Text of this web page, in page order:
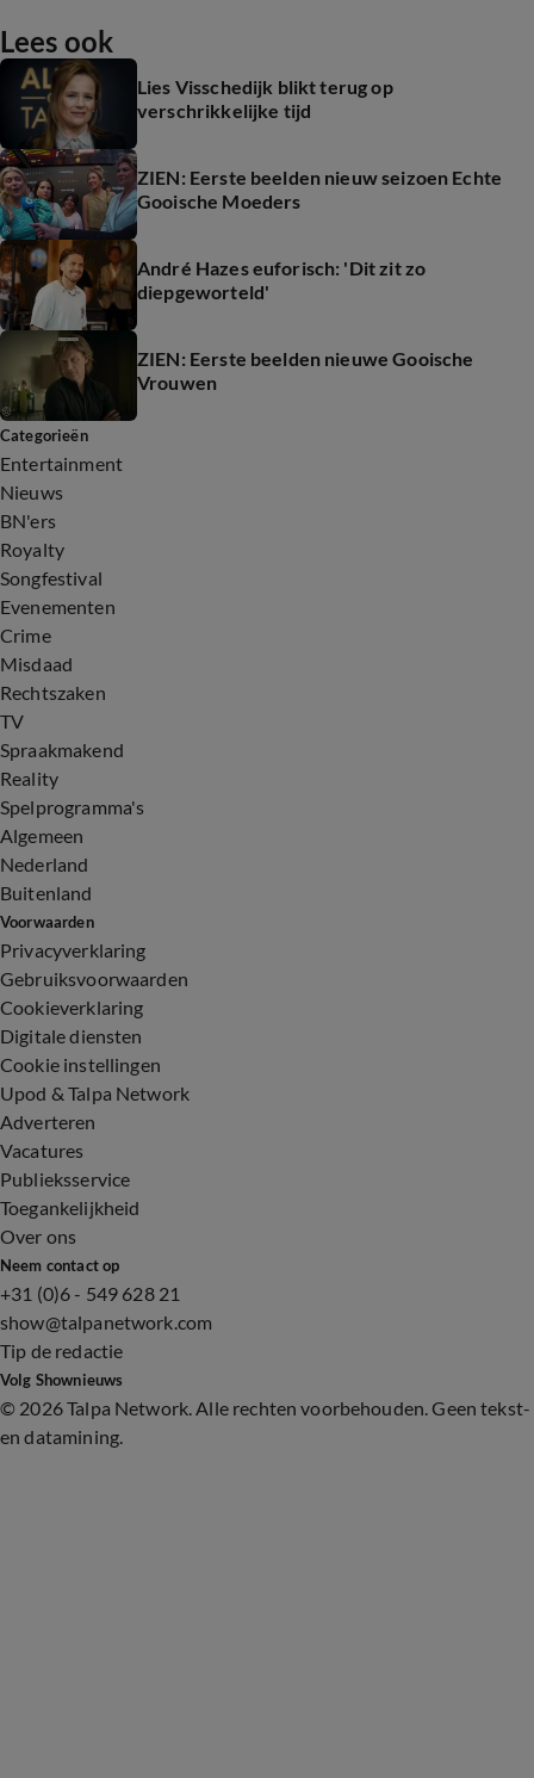
Lees ook
Lies Visschedijk blikt terug op
verschrikkelijke tijd
ZIEN: Eerste beelden nieuw seizoen Echte
Gooische Moeders
André Hazes euforisch: 'Dit zit zo
diepgeworteld'
ZIEN: Eerste beelden nieuwe Gooische
Vrouwen
Categorieën
Entertainment
Nieuws
BN'ers
Royalty
Songfestival
Evenementen
Crime
Misdaad
Rechtszaken
TV
Spraakmakend
Reality
Spelprogramma's
Algemeen
Nederland
Buitenland
Voorwaarden
Privacyverklaring
Gebruiksvoorwaarden
Cookieverklaring
Digitale diensten
Cookie instellingen
Upod & Talpa Network
Adverteren
Vacatures
Publieksservice
Toegankelijkheid
Over ons
Neem contact op
+31 (0)6 - 549 628 21
show@talpanetwork.com
Tip de redactie
Volg Shownieuws
© 2026 Talpa Network. Alle rechten voorbehouden. Geen tekst-
en datamining.